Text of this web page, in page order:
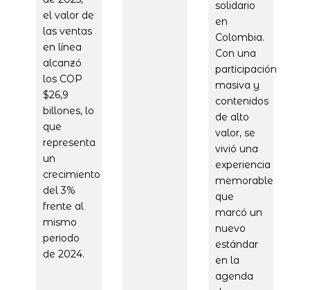
el valor de
las ventas
en línea
alcanzó
los COP
$26,9
billones, lo
que
representa
un
crecimiento
del 3%
frente al
mismo
periodo
de 2024.
solidario
en
Colombia.
Con una
participación
masiva y
contenidos
de alto
valor, se
vivió una
experiencia
memorable
que
marcó un
nuevo
estándar
en la
agenda